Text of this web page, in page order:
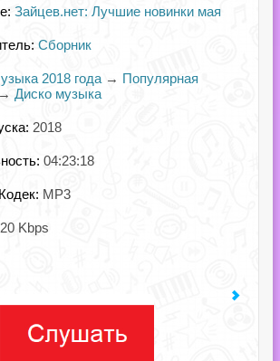
Зайцев.нет: Лучшие новинки мая
Сборник
2018 года → Популярная
→ Диско музыка
2018
04:23:18
MP3
Kbps